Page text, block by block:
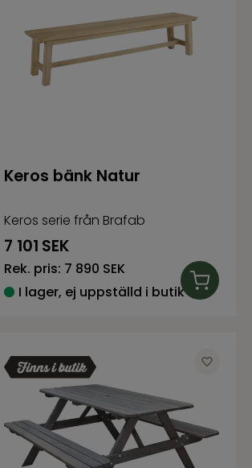
Keros bänk Natur
Keros serie från Brafab
7 101 SEK
Rek. pris: 7 890 SEK
I lager, ej uppställd i butik